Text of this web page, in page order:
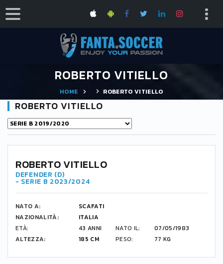
ROBERTO VITIELLO
HOME ROBERTO VITIELLO
ROBERTO VITIELLO
ROBERTO VITIELLO
DEFENDER (D)
- SERIE B 2023/2024
NATO A:
SCAFATI
NAZIONALITÀ:
ITALIA
ETÀ:
43 ANNI NATO IL:
07/05/1983
ALTEZZA:
185 CM PESO: 77 KG